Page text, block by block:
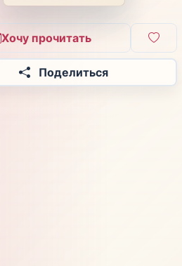
Хочу прочитать
Поделиться